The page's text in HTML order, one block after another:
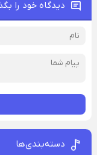
دیدگاه خود را
دسته‌بندی‌ها